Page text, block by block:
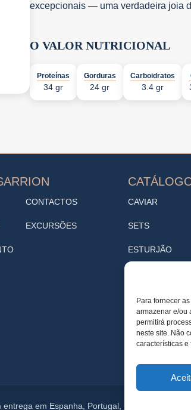
Para fornecer
armazenar e/ou
permitirá
neste site. Não
características e
excepcionais — uma verdadeira joia
O VALOR NUTRICIONAL
Proteínas
34 gr
Gorduras
24 gr
Carboidratos
3.4 gr
CONTACTOS
EXCURSÕES
CAVIAR
SETS
ESTURJÃO
VINOTECA
Cafeteria
TRUFA
em Espanha, Portugal, Reino Unido e